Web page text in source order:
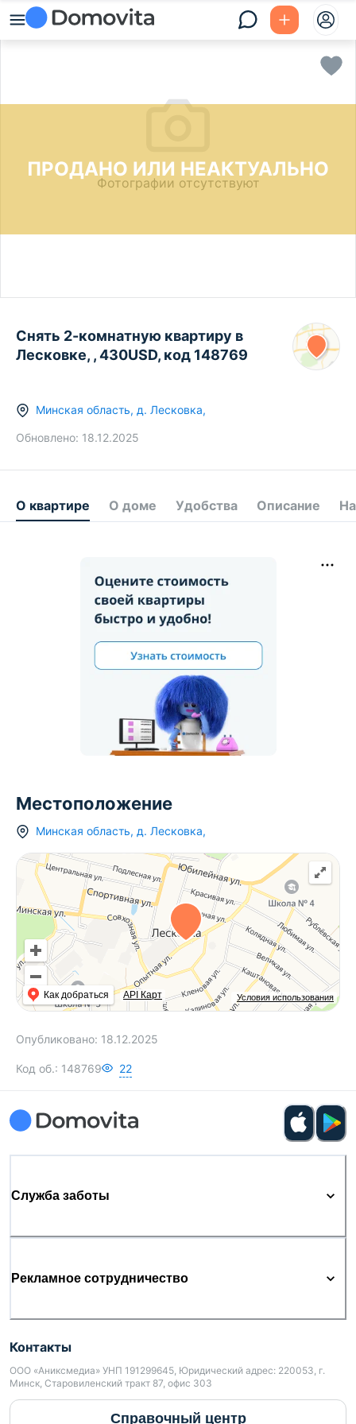
ПРОДАНО ИЛИ НЕАКТУАЛЬНО
Фотографии отсутствуют
Снять 2-комнатную квартиру в
Лесковке, , 430USD, код 148769
Минская область, д. Лесковка,
Обновлено: 18.12.2025
О квартире О доме Удобства Описание
Местоположение
Минская область, д. Лесковка,
Условия использования
Как добраться API Карт
Опубликовано: 18.12.2025
Код об.: 148769 22
Служба заботы
Рекламное сотрудничество
Контакты
ООО «Аниксмедиа» УНП 191299645, Юридический адрес: 220053, г.
Минск, Старовиленский тракт 87, офис 303
Справочный центр